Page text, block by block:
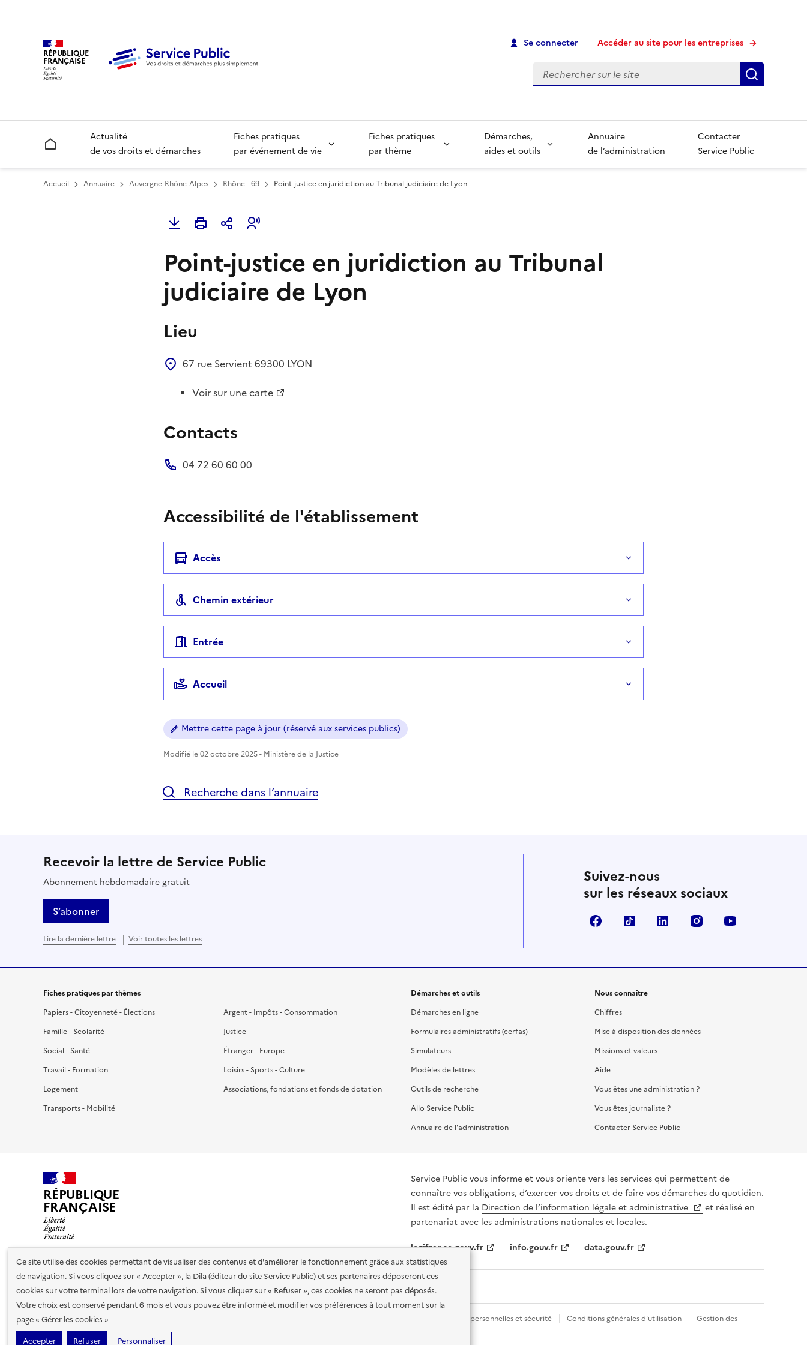
Ce site utilise des cookies permettant de visualiser des contenus et d'améliorer le fonctionnement grâce aux statistiques
de navigation. Si vous cliquez sur « Accepter », la Dila (éditeur du site Service Public) et ses partenaires déposeront ces
cookies sur votre terminal lors de votre navigation. Si vous cliquez sur « Refuser », ces cookies ne seront pas déposés.
Votre choix est conservé pendant 6 mois et vous pouvez être informé et modifier vos préférences à tout moment sur la
page « Gérer les cookies »
Accepter
Refuser Personnaliser
RÉPUBLIQUE
FRANÇAISE
Se connecter Accéder au site pour les entreprises
Recherche
Accueil
Actualité
de vos droits et démarches
Fiches pratiques
par événement de vie
Fiches pratiques
par thème
Démarches,
aides et outils
Annuaire
de l’administration
Contacter
Service Public
Accueil Annuaire Auvergne-Rhône-Alpes Rhône - 69 Point-justice en juridiction au Tribunal judiciaire de Lyon
Point-justice en juridiction au Tribunal
judiciaire de Lyon
Lieu
67 rue Servient 69300 LYON
Voir sur une carte
Contacts
04 72 60 60 00
Accessibilité de l'établissement
Accès
Chemin extérieur
Entrée
Accueil
Mettre cette page à jour (réservé aux services publics)
Modifié le 02 octobre 2025 - Ministère de la Justice
Recherche dans l’annuaire
Recevoir la lettre de Service Public
Abonnement hebdomadaire gratuit
S’abonner
Lire la dernière lettre Voir toutes les lettres
Suivez-nous
sur les réseaux sociaux
FacebookTikTok LinkedIn Instagram
Fiches pratiques par thèmes
Papiers - Citoyenneté - Élections
Famille - Scolarité
Social - Santé
Travail - Formation
Logement
Transports - Mobilité
Argent - Impôts - Consommation
Justice
Étranger - Europe
Loisirs - Sports - Culture
Associations, fondations et fonds de dotation
Démarches et outils
Démarches en ligne
Formulaires administratifs (cerfas)
Simulateurs
Modèles de lettres
Outils de recherche
Allo Service Public
Annuaire de l'administration
Nous connaître
Chiffres
Mise à disposition des données
Missions et valeurs
Aide
Vous êtes une administration ?
Vous êtes journaliste ?
Contacter Service Public
RÉPUBLIQUE
FRANÇAISE
Service Public vous informe et vous oriente vers les services qui permettent de
connaître vos obligations, d’exercer vos droits et de faire vos démarches du quotidien.
Il est édité par la Direction de l’information légale et administrative
et réalisé en
partenariat avec les administrations nationales et locales.
legifrance.gouv.fr
info.gouv.fr data.gouv.fr
Nos partenaires
Plan du site Accessibilité : totalement conforme Données personnelles et sécurité Conditions générales d'utilisation
Gestion des
cookies